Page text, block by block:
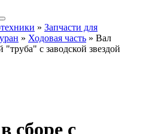
» Запчасти для
» Ходовая часть » Вал
с заводской звездой
сборе с